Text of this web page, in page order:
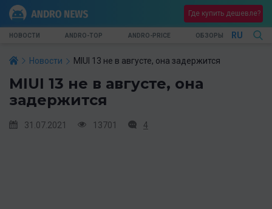
Где купить дешевле?
НОВОСТИ ANDRO-TOP ANDRO-PRICE ОБЗОРЫ RU
Новости MIUI 13 не в августе, она задержится
MIUI 13 не в августе, она
задержится
31.07.2021 13701 4